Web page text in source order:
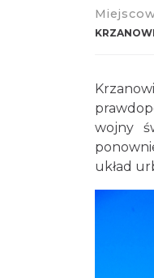
wojny
układ